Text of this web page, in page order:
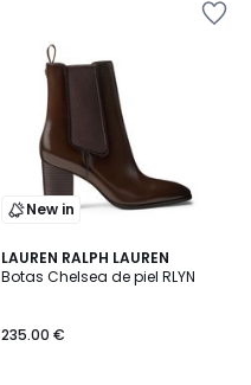
New in
LAUREN RALPH LAUREN
Botas Chelsea de piel RLYN
235.00 €
5
/
2
Colores